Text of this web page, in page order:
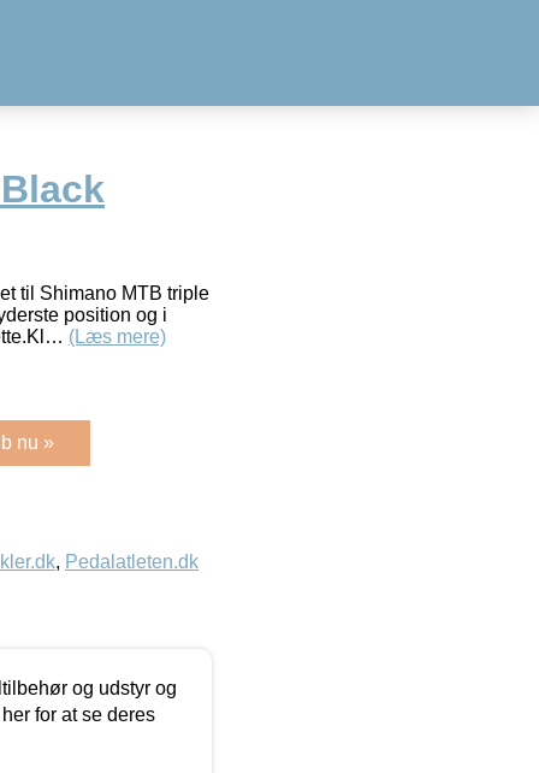
til Shimano MTB triple
position og i
(Læs mere)
nu »
, Pedalatleten.dk
og udstyr og
for at se deres